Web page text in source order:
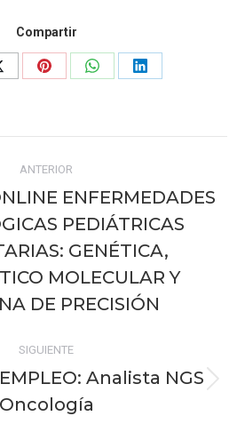
Compartir
Share
Share
Share
ANTERIOR
Publicación
anterior:
ENFERMEDADES
PEDIÁTRICAS
GENÉTICA,
MOLECULAR Y
DE PRECISIÓN
SIGUIENTE
Publicación
siguiente:
Analista NGS
Oncología